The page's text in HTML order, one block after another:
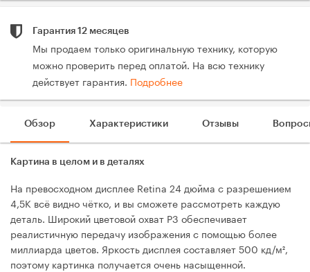
Гарантия 12 месяцев
Мы продаем только оригинальную технику, которую
можно проверить перед оплатой. На всю технику
действует гарантия. Подробнее
Обзор Характеристики Отзывы
Картина в целом и в деталях
На превосходном дисплее Retina 24 дюйма с разрешением
4,5K всё видно чётко, и вы сможете рассмотреть каждую
деталь. Широкий цветовой охват P3 обеспечивает
реалистичную передачу изображения с помощью более
миллиарда цветов. Яркость дисплея составляет 500 кд/м²,
поэтому картинка получается очень насыщенной.